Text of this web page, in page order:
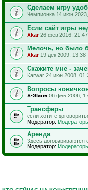
Сделаем игру
Чемпионка 14 июн
Если сайт игры
Akar26 фев 2016, 21:47
Мелочь, но было
Akar19 дек 2009, 13:38
Скажите мне -
Karwar 24 июн 2008,
Вопросы
A-Slane 06 фев 2006,
Трансферы
если хотите
Модератор:
Аренда
Здесь договариваются
Модератор: